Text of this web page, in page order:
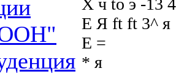
ООН"
X ч to э -13
Е Я ft ft 3^ я
Е =
* я